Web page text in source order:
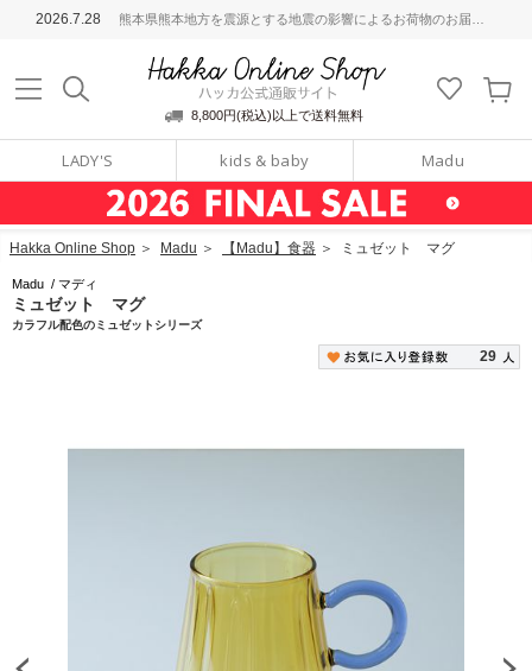
2026.7.28 熊本県熊本地方を震源とする地震の影響によるお荷物のお届けについて
8,800円(税込)以上で送料無料
LADY'S kids & baby Madu
通販サイト
Hakka Online Shop ＞ Madu ＞ 【Madu】食器 ＞ ミュゼット マグ
Madu / マディ
ミュゼット マグ
カラフル配色のミュゼットシリーズ
29